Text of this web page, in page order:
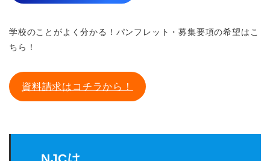
学校のことがよく分かる！パンフレット・募集要項の希望はこ
ちら！
資料請求はコチラから！
NJCは